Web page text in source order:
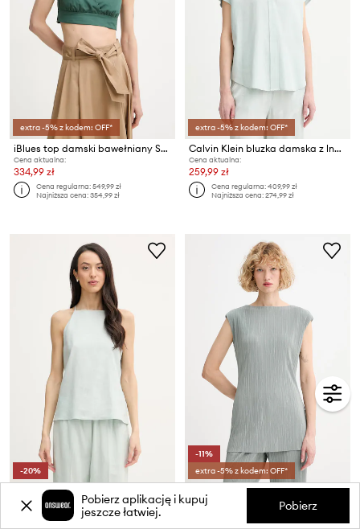
extra -5% z kodem: OFF*
iBlues top damski bawełniany SAIO
Cena aktualna:
334,99 zł
Cena regularna:549,99 zł
Najniższa cena:354,99 zł
extra -5% z kodem: OFF*
Calvin Klein bluzka damska z lnem
Cena aktualna:
259,99 zł
Cena regularna:409,99 zł
Najniższa cena:274,99 zł
-20%
Calvin Klein Jeans bluzka na ramiączkach damska z lnem
Cena aktualna:
209,99 zł
-11%
extra -5% z kodem: OFF*
Calvin Klein bluzka damska
Cena aktualna:
Pobierz aplikację i kupuj
jeszcze łatwiej.
Pobierz